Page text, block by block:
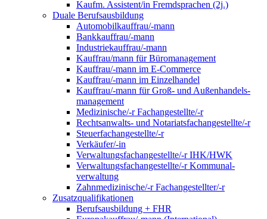
Kaufm. Assistent/in Fremdsprachen (2j.)
Duale Berufsausbildung
Automobilkauffrau/-mann
Bankkauffrau/-mann
Industriekauffrau/-mann
Kauffrau/mann für Büromanagement
Kauffrau/-mann im E-Commerce
Kauffrau/-mann im Einzelhandel
Kauffrau/-mann für Groß- und Außen­handels­
manage­ment
Medizinische/-r Fachangestellte/-r
Rechtsanwalts- und Notariatsfachangestellte/-r
Steuerfachangestellte/-r
Verkäufer/-in
Verwaltungs­fach­angestellte/-r IHK/HWK
Verwaltungsfach­angestellte/-r Kommunal­
verwaltung
Zahnmedizinische/-r Fachangestellter/-r
Zusatzqualifikationen
Berufsausbildung + FHR